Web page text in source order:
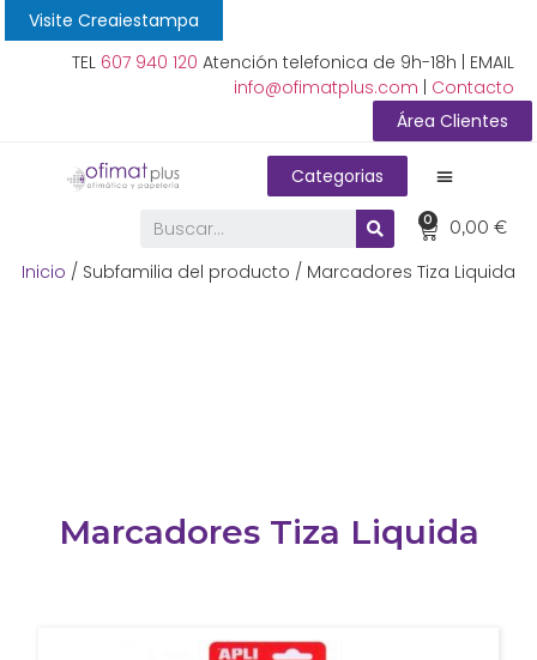
Visite Creaiestampa
TEL 607 940 120 Atención telefonica de 9h-18h | EMAIL
info@ofimatplus.com
Contacto
Área Clientes
Categorias
0,00€
0
Inicio / Subfamilia del producto / Marcadores Tiza Liquida
Marcadores Tiza Liquida